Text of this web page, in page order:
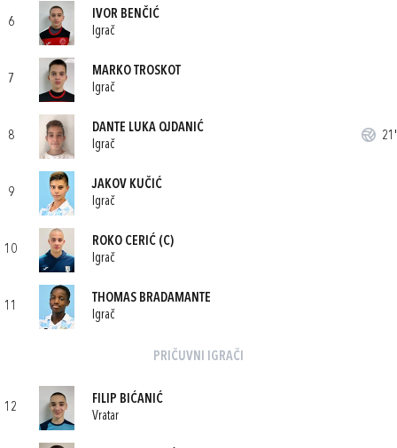
6
IVOR BENČIĆ
Igrač
7
MARKO TROSKOT
Igrač
8
DANTE LUKA OJDANIĆ
Igrač
21'
9
JAKOV KUČIĆ
Igrač
10
ROKO CERIĆ (C)
Igrač
11
THOMAS BRADAMANTE
Igrač
PRIČUVNI IGRAČI
12
FILIP BIĆANIĆ
Vratar